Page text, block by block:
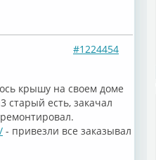
#1224454
крышу на своем доме
есть, закачал
- привезли все заказывал